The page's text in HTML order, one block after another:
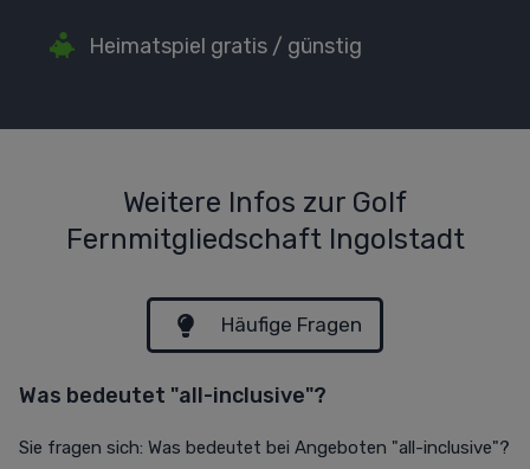
Heimatspiel gratis / günstig
Weitere Infos zur Golf
Fernmitgliedschaft Ingolstadt
Häufige Fragen
Was bedeutet "all-inclusive"?
Sie fragen sich: Was bedeutet bei Angeboten "all-inclusive"?